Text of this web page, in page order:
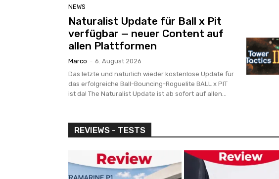
NEWS
Naturalist Update für Ball x Pit
verfügbar — neuer Content auf
allen Plattformen
Marco - 6. August 2026
Das letzte und natürlich wieder kostenlose Update für
das erfolgreiche Ball-Bouncing-Roguelite BALL x PIT
ist da! The Naturalist Update ist ab sofort auf allen...
REVIEWS - TESTS